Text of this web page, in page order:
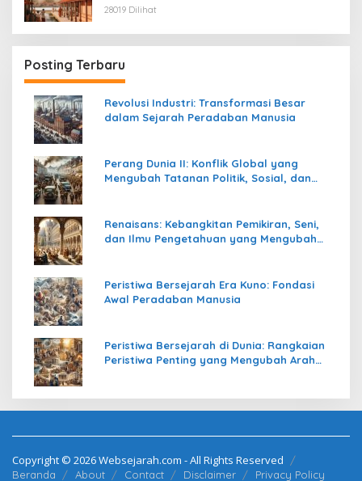
28019 Dilihat
Posting Terbaru
Revolusi Industri: Transformasi Besar
dalam Sejarah Peradaban Manusia
Perang Dunia II: Konflik Global yang
Mengubah Tatanan Politik, Sosial, dan
Renaisans: Kebangkitan Pemikiran, Seni,
dan Ilmu Pengetahuan yang Mengubah
Peristiwa Bersejarah Era Kuno: Fondasi
Awal Peradaban Manusia
Peristiwa Bersejarah di Dunia: Rangkaian
Peristiwa Penting yang Mengubah Arah
Copyright © 2026 Websejarah.com - All Rights Reserved
Beranda About Contact Disclaimer Privacy Policy